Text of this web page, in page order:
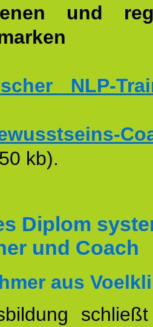
und
NLP-
kb).
Diplom
und Coach
aus